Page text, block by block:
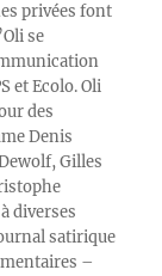
privées font
se
et Ecolo. Oli
des
Denis
Gilles
diverses
satirique
–